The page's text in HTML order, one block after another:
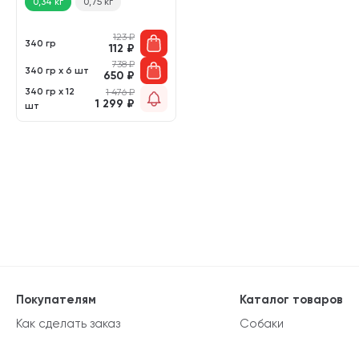
340 гр
123₽
112 ₽
340 гр х 6 шт
738₽
650 ₽
340 гр х 12
шт
1 476₽
1 299 ₽
Каталог товаров
Собаки
Покупателям
Как сделать заказ